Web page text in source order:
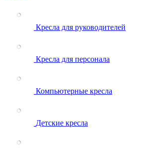
Кресла для руководителей
Кресла для персонала
Компьютерные кресла
Детские кресла